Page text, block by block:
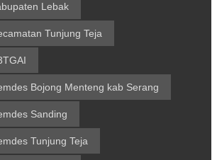
Lebak
Tunjung Teja
Bojong Menteng kab Serang
Sanding
Tunjung Teja